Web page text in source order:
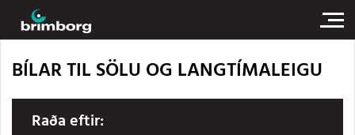
BÍLAR TIL SÖLU OG LANGTÍMALEIGU
Raða eftir: